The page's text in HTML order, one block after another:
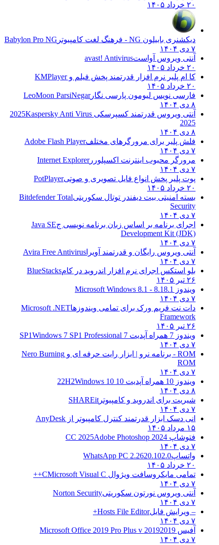
دیکشنری بابیلون NG - فرهنگ لغت کامپیوتر
Babylon Pro NG
آنتی ویروس آواست avast! Antivirus
کا ام پلیر نرم افزار قدرتمند پخش فیلم و KMPlayer
فارسی نویس لیومون پارسی نگارLeoMoon ParsiNegar
آنتی ویروس قدرتمند کسپرسکی 2025Kaspersky Anti Virus
فلش پلیر برای مرورگرهای مختلف Adobe Flash Player
مرورگر محبوب اینترنت اکسپلوررInternet Explorer
پوت پلیر پخش انواع فایل تصویری و صوتیPotPlayer
بسته امنیتی بیت دیفندر توتال سکوریتیBitdefender Total
Security
اجرای برنامه بر اساس زبان برنامه نویسی جJava SE
Development Kit (JDK)
آنتی ویروس رایگان و قدرتمند آویراAvira Free Antivirus
بلو استکس اجرای نرم افزار اندروید در کام BlueStacks
ویندوز 8.1 8.1 - Microsoft Windows 8.1
دات نت فریم ورک برای تمامی ویندوزهاMicrosoft .NET
Framework
ویندوز 7 همراه آپدیت 7 SP1
Windows 7 SP1 Professional
ROM - برنامه نرو | ابزار رایت حرفه ای و
Nero Burning
ویندوز 10 همراه آپدیت 10 22H2
Windows 10
شیریت برای اندروید و کامپیوترSHAREit
انی دسک ابزار قدرتمند کنترل کامپیوتر ازAnyDesk
فتوشاپ CC 2025Adobe Photoshop 2024
واتساپWhatsApp PC 2.2620.102.0
تمامی مایکروسافت ویژوال CMicrosoft Visual C++
آنتی ویروس نورتون سکوریتیNorton Security
– ویرایش فایلHosts File Editor+
آفیس 2019
2019 Microsoft Office 2019 Pro Plus v